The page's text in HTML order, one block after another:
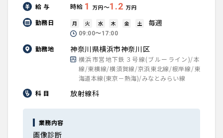
給 与 時給 1 万円〜1.2 万円
勤務日 月 火 水 木 金 土 毎週
09:00〜17:00
勤務地 神奈川県横浜市神奈川区
横浜市営地下鉄３号線(ブルーライン)/本
線/東横線/横須賀線/京浜東北線/根岸線/東
海道本線(東京－熱海)/みなとみらい線
科 目
放射線科
業務内容
画像診断